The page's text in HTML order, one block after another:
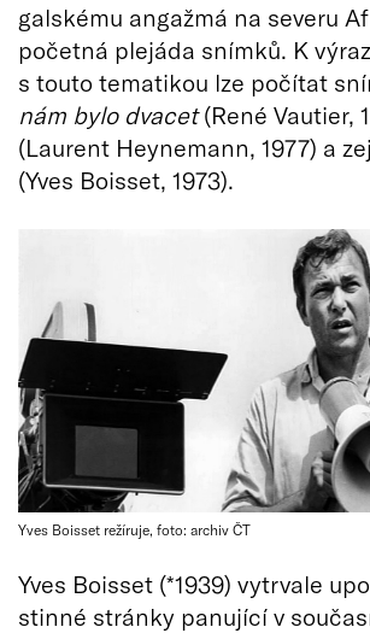
galskému angažmá na severu
početná plejáda snímků. K
s touto tematikou lze počítat
nám bylo dvacet(René Vautier,
(Laurent Heynemann, 1977) a
(Yves Boisset, 1973).
Yves Boisset režíruje, foto: archiv ČT
Yves Boisset (*1939) vytrvale
stinné stránky panující v